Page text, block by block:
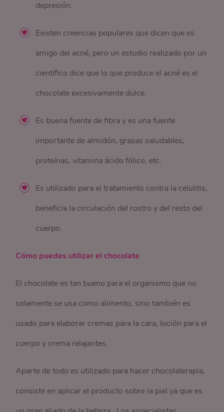
depresión.
Existen creencias populares que dicen que es
amigo del acné, pero un estudio realizado por un
científico dice que lo que produce el acné es el
chocolate excesivamente dulce.
Es buena fuente de fibra y es una fuente
importante de almidón, grasas saludables,
proteínas, vitamina ácido fólico, etc.
Es utilizado para el tratamiento contra la celulitis,
beneficia la circulación del rostro y del resto del
cuerpo.
Cómo puedes utilizar el chocolate
El chocolate es tan bueno para el organismo que no
solamente se usa como alimento, sino también es
usado para elaborar cremas para la cara, loción para el
cuerpo y crema relajantes.
Aparte de todo es utilizado para hacer chocolaterapia,
consiste en aplicar el producto sobre la piel ya que es